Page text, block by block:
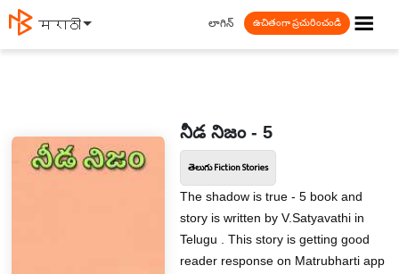
मराठी ☰
లాగిన్ ఉచితంగా ప్రచురించండి
నీడ నిజం - 5
తెలుగు Fiction Stories
The shadow is true - 5 book and
story is written by V.Satyavathi in
Telugu . This story is getting good
reader response on Matrubharti app